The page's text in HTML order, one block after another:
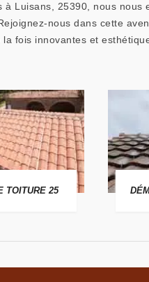
à Luisans, 25390, nous
nous dans cette
fois innovantes et
TOITURE 25